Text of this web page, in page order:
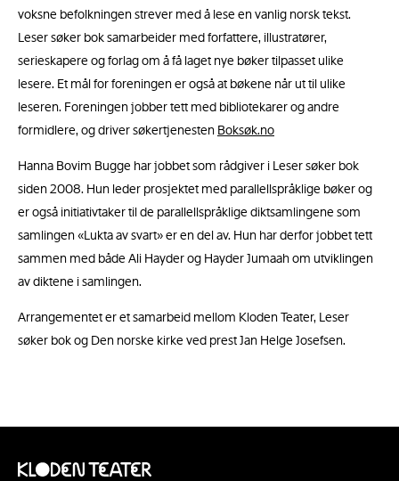
voksne befolkningen strever med å lese en vanlig norsk tekst.
Leser søker bok samarbeider med forfattere, illustratører,
serieskapere og forlag om å få laget nye bøker tilpasset ulike
lesere. Et mål for foreningen er også at bøkene når ut til ulike
leseren. Foreningen jobber tett med bibliotekarer og andre
formidlere, og driver søkertjenesten Boksøk.no
Hanna Bovim Bugge har jobbet som rådgiver i Leser søker bok
siden 2008. Hun leder prosjektet med parallellspråklige bøker og
er også initiativtaker til de parallellspråklige diktsamlingene som
samlingen «Lukta av svart» er en del av. Hun har derfor jobbet tett
sammen med både Ali Hayder og Hayder Jumaah om utviklingen
av diktene i samlingen.
Arrangementet er et samarbeid mellom Kloden Teater, Leser
søker bok og Den norske kirke ved prest Jan Helge Josefsen.